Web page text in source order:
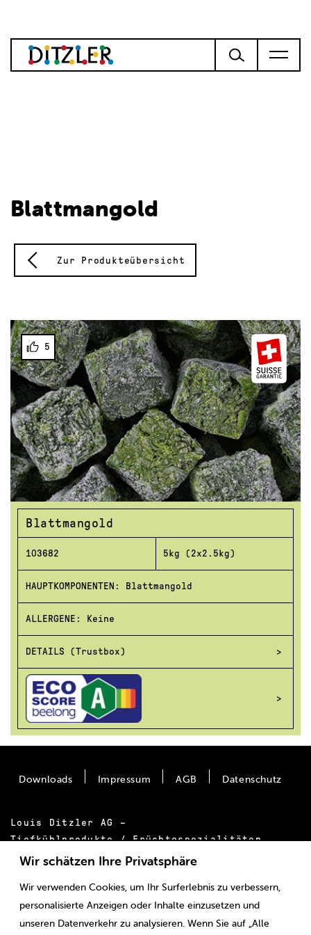
Wir schätzen Ihre Privatsphäre
Wir verwenden Cookies, um Ihr Surferlebnis zu verbessern,
personalisierte Anzeigen oder Inhalte einzusetzen und
unseren Datenverkehr zu analysieren. Wenn Sie auf „Alle
Blattmangold
Zur Produkteübersicht
5
Blattmangold
103682 5kg (2x2.5kg)
HAUPTKOMPONENTEN: Blattmangold
ALLERGENE: Keine
DETAILS (Trustbox)
Louis Ditzler AG –
Tiefkühlprodukte / Früchtespezialitäten
Bäumlimattstrasse 20
Tel.:+41 61 855 55 00
E-Mail:info@ditzler.ch
Downloads Impressum AGB Datenschutz